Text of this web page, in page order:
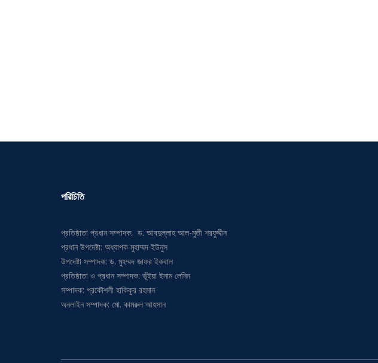
পরিচিতি
প্রতিষ্ঠাতা প্রধান সম্পাদক: ড. আবদুল্লাহ আল-মুতী শরফুদ্দীন
প্রধান উপদেষ্টা: অধ্যাপক মুহাম্মদ ইউনুস
উপদেষ্টা সম্পাদক: ড. মুহম্মদ জাফর ইকবাল
প্রতিষ্ঠাতা ও প্রধান সম্পাদক: ভূঁইয়া ইনাম লেনিন
সম্পাদক: প্রকৌশলী হাকিকুর রহমান
অনলাইন সম্পাদক: মো. কামরুল আহসান